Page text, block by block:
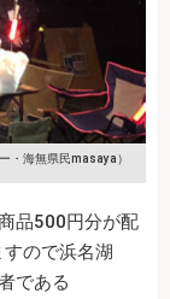
・海無県民masaya）
品500円分が配
ので浜名湖
である